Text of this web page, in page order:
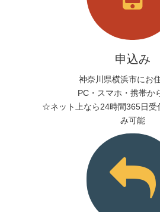
申込み
神奈川県横浜市にお
PC・スマホ・携帯か
☆ネット上なら24時間365日受
み可能